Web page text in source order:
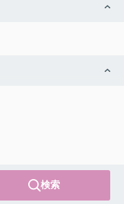
検索